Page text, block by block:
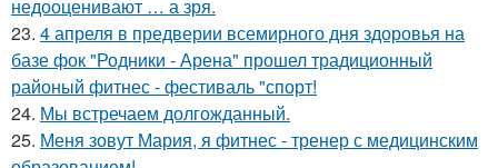
недооценивают … а зря.
23. 4 апреля в предверии всемирного дня здоровья на
базе фок "Родники - Арена" прошел традиционный
районый фитнес - фестиваль "спорт!
24. Мы встречаем долгожданный.
25. Меня зовут Мария, я фитнес - тренер с медицинским